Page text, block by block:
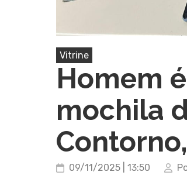
Vitrine
Homem
mochila
09/11/2025 | 13:50